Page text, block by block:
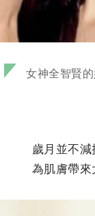
女神全智賢
歲月並不
為肌膚帶來